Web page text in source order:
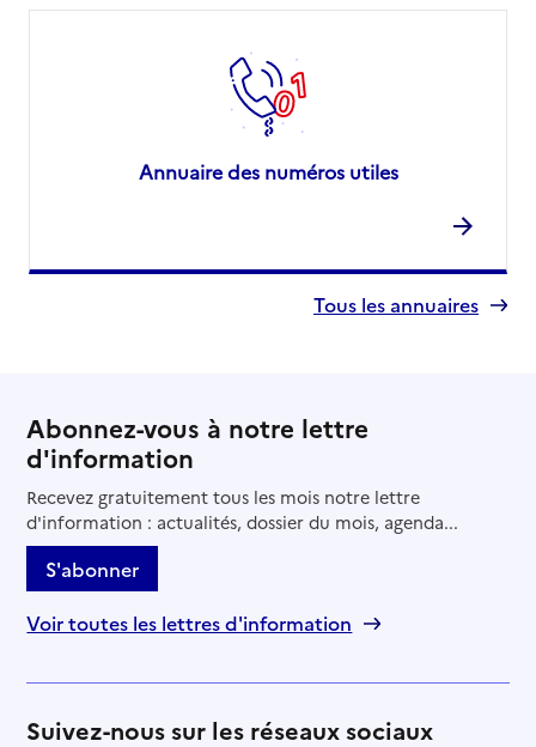
Annuaire des numéros utiles
Tous les annuaires
Abonnez-vous à notre lettre
d'information
Recevez gratuitement tous les mois notre lettre
d'information : actualités, dossier du mois, agenda...
S'abonner
Voir toutes les lettres d'information
Suivez-nous sur les réseaux sociaux